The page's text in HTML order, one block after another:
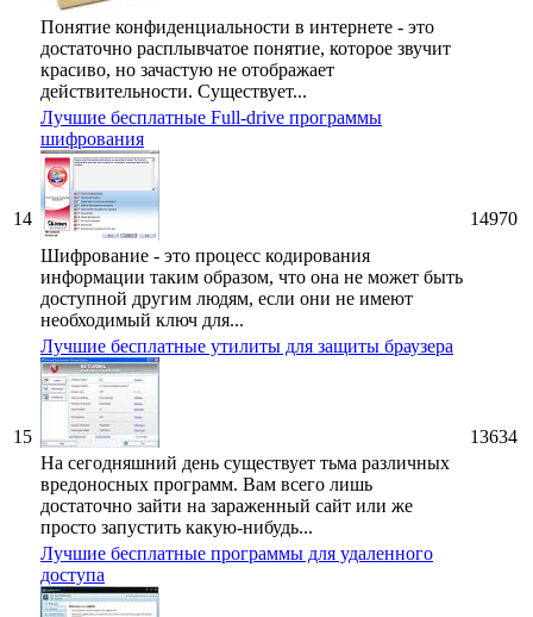
Понятие конфиденциальности в интернете - это
достаточно расплывчатое понятие, которое звучит
красиво, но зачастую не отображает
действительности. Существует...
14
Лучшие бесплатные Full-drive программы
шифрования
Шифрование - это процесс кодирования
информации таким образом, что она не может быть
доступной другим людям, если они не имеют
необходимый ключ для...
14970
15
Лучшие бесплатные утилиты для защиты браузера
На сегодняшний день существует тьма различных
вредоносных программ. Вам всего лишь
достаточно зайти на зараженный сайт или же
просто запустить какую-нибудь...
13634
Лучшие бесплатные программы для удаленного
доступа